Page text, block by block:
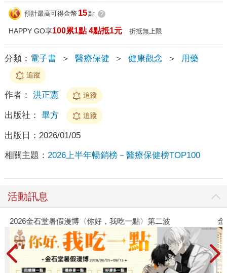
預計最高可得金幣 15點 ?
HAPPY GO享100累1點 4點抵1元 折抵無上限
分類： 電子書 ＞ 醫療保健 ＞ 健康觀念 ＞ 用藥
追蹤
作者： 洪正憲 追蹤
出版社： 畢方 追蹤
出版日： 2026/01/05
相關主題： 2026上半年暢銷榜－醫療保健榜TOP100
活動訊息
2026金石堂暑假漫博〈你好，我吃一點〉第二波 金